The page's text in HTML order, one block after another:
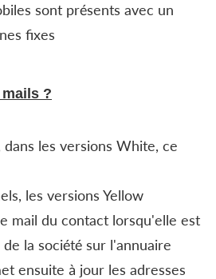
sont présents avec un
fixes
?
les versions White, ce
les versions Yellow
mail du contact lorsqu'elle est
la société sur l'annuaire
ensuite à jour les adresses